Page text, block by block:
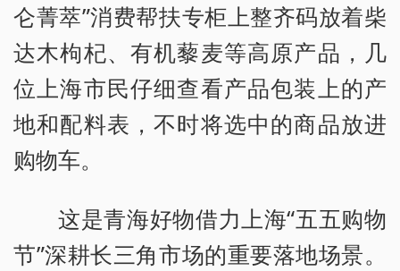
仑菁萃”消费帮扶专柜上整齐码放着柴
达木枸杞、有机藜麦等高原产品，几
位上海市民仔细查看产品包装上的产
地和配料表，不时将选中的商品放进
购物车。
这是青海好物借力上海“五五购物
节”深耕长三角市场的重要落地场景。